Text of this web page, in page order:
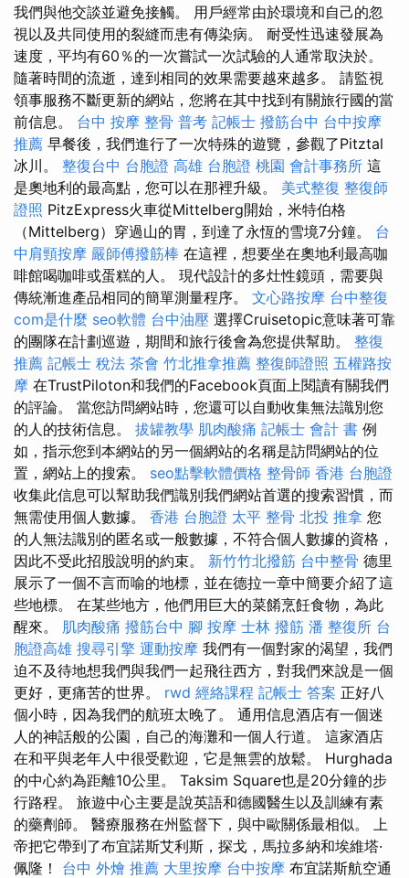
我們與他交談並避免接觸。 用戶經常由於環境和自己的忽
視以及共同使用的裂縫而患有傳染病。 耐受性迅速發展為
速度，平均有60％的一次嘗試一次試驗的人通常取決於。
隨著時間的流逝，達到相同的效果需要越來越多。 請監視
領事服務不斷更新的網站，您將在其中找到有關旅行國的當
前信息。 台中 按摩 整骨 普考 記帳士 撥筋台中 台中按摩
推薦 早餐後，我們進行了一次特殊的遊覽，參觀了Pitztal
冰川。 整復台中 台胞證 高雄 台胞證 桃園 會計事務所 這
是奧地利的最高點，您可以在那裡升級。 美式整復 整復師
證照 PitzExpress火車從Mittelberg開始，米特伯格
（Mittelberg）穿過山的胃，到達了永恆的雪境7分鐘。 台
中肩頸按摩 嚴師傅撥筋棒 在這裡，想要坐在奧地利最高咖
啡館喝咖啡或蛋糕的人。 現代設計的多灶性鏡頭，需要與
傳統漸進產品相同的簡單測量程序。 文心路按摩 台中整復
com是什麼 seo軟體 台中油壓 選擇Cruisetopic意味著可靠
的團隊在計劃巡遊，期間和旅行後會為您提供幫助。 整復
推薦 記帳士 稅法 茶會 竹北推拿推薦 整復師證照 五權路按
摩 在TrustPiloton和我們的Facebook頁面上閱讀有關我們
的評論。 當您訪問網站時，您還可以自動收集無法識別您
的人的技術信息。 拔罐教學 肌肉酸痛 記帳士 會計 書 例
如，指示您到本網站的另一個網站的名稱是訪問網站的位
置，網站上的搜索。 seo點擊軟體價格 整骨師 香港 台胞證
收集此信息可以幫助我們識別我們網站首選的搜索習慣，而
無需使用個人數據。 香港 台胞證 太平 整骨 北投 推拿 您
的人無法識別的匿名或一般數據，不符合個人數據的資格，
因此不受此招股說明的約束。 新竹竹北撥筋 台中整骨 德里
展示了一個不言而喻的地標，並在德拉一章中簡要介紹了這
些地標。 在某些地方，他們用巨大的菜餚烹飪食物，為此
醒來。 肌肉酸痛 撥筋台中 腳 按摩 士林 撥筋 潘 整復所 台
胞證高雄 搜尋引擎 運動按摩 我們有一個對家的渴望，我們
迫不及待地想我們與我們一起飛往西方，對我們來說是一個
更好，更痛苦的世界。 rwd 經絡課程 記帳士 答案 正好八
個小時，因為我們的航班太晚了。 通用信息酒店有一個迷
人的神話般的公園，自己的海灘和一個人行道。 這家酒店
在和平與老年人中很受歡迎，它是無雲的放鬆。 Hurghada
的中心約為距離10公里。 Taksim Square也是20分鐘的步
行路程。 旅遊中心主要是說英語和德國醫生以及訓練有素
的藥劑師。 醫療服務在州監督下，與中歐關係最相似。 上
帝把它帶到了布宜諾斯艾利斯，探戈，馬拉多納和埃維塔·
佩隆！ 台中 外燴 推薦 大里按摩 台中按摩 布宜諾斯航空通